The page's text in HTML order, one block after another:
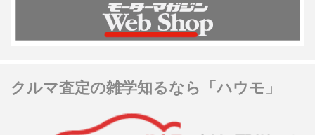
クルマ査定の雑学知るなら「ハウモ」